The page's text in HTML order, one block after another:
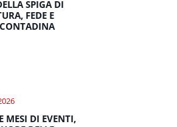
SPIGA DI
FEDE E
MESI DI EVENTI,